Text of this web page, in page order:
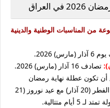
العراق
رمضان لعام 2026 مجموعة من المناسبات الوطنية والدينية
2026.
تصادف 16 آذار (مارس) 2026.
أن تكون عطلة نهاية رمضان
استثنائية هذا العام، حيث يتزامن عيد الفطر (20 آذار) مع عيد نوروز (21
متتالية.